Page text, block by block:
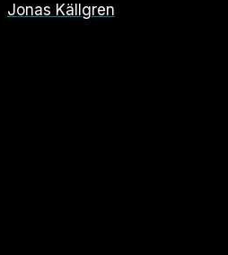
Jonas Källgren